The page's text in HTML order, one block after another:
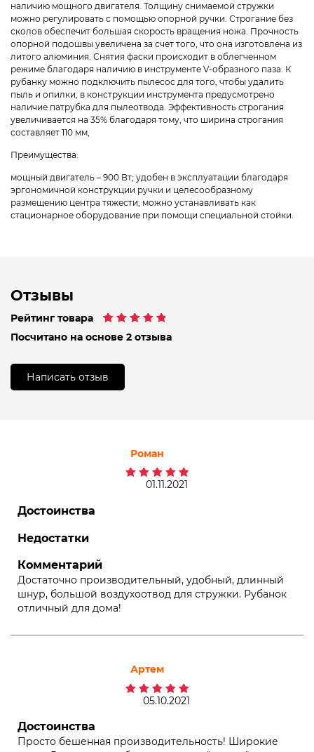
наличию мощного двигателя. Толщину снимаемой стружки
можно регулировать с помощью опорной ручки. Строгание без
сколов обеспечит большая скорость вращения ножа. Прочность
опорной подошвы увеличена за счет того, что она изготовлена из
литого алюминия. Снятия фаски происходит в облегченном
режиме благодаря наличию в инструменте V-образного паза. К
рубанку можно подключить пылесос для того, чтобы удалить
пыль и опилки, в конструкции инструмента предусмотрено
наличие патрубка для пылеотвода. Эффективность строгания
увеличивается на 35% благодаря тому, что ширина строгания
составляет 110 мм,
Преимущества:
мощный двигатель – 900 Вт; удобен в эксплуатации благодаря
эргономичной конструкции ручки и целесообразному
размещению центра тяжести; можно устанавливать как
стационарное оборудование при помощи специальной стойки.
Отзывы
Рейтинг товара
Рейтинг 5.00
из 5 на основе
Посчитано на основе 2 отзыва
Написать отзыв
Оценка5из 5
01.11.2021
Роман
Достоинства
Недостатки
Комментарий
Достаточно производительный, удобный, длинный
шнур, большой воздухоотвод для стружки. Рубанок
отличный для дома!
Оценка5из 5
05.10.2021
Артем
Достоинства
Просто бешенная производительность! Широкие